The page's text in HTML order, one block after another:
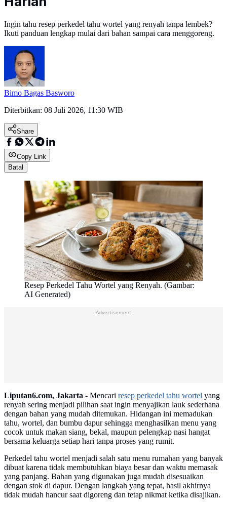
Ingin tahu resep perkedel tahu wortel yang renyah tanpa lembek?
Ikuti panduan lengkap mulai dari bahan sampai cara menggoreng.
Bimo Bagas Basworo
Diterbitkan: 08 Juli 2026, 11:30 WIB
Share
Copy Link
Batal
Resep Perkedel Tahu Wortel yang Renyah. (Gambar:
AI Generated)
Liputan6.com, Jakarta - Mencari resep perkedel tahu wortel yang
renyah sering menjadi pilihan saat ingin menyajikan lauk sederhana
dengan bahan yang mudah ditemukan. Hidangan ini memadukan
tahu, wortel, dan bumbu dapur sehingga menghasilkan menu yang
cocok untuk makan siang, bekal, maupun pelengkap nasi hangat
bersama keluarga setiap hari tanpa proses yang rumit.
Perkedel tahu wortel menjadi salah satu menu rumahan yang banyak
dibuat karena tidak membutuhkan biaya besar dan waktu memasak
yang panjang. Bahan yang digunakan juga mudah disesuaikan
dengan stok di dapur. Dengan langkah yang tepat, hasil akhirnya
tidak mudah hancur saat digoreng dan tetap nikmat ketika disajikan.